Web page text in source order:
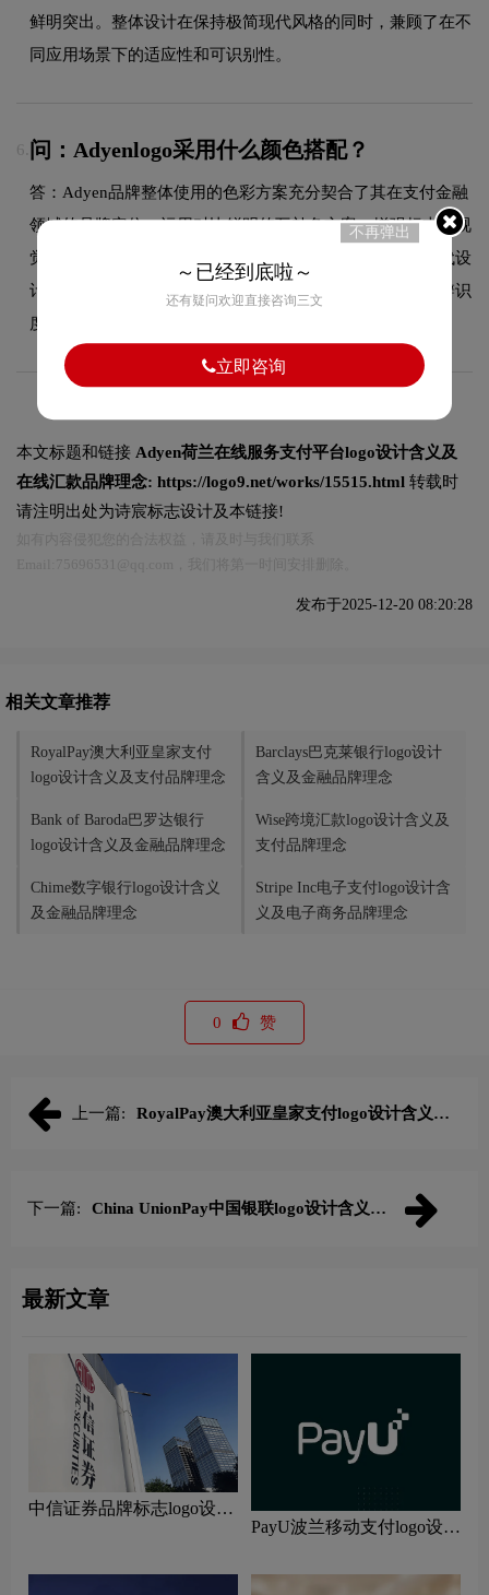
鲜明突出。整体设计在保持极简现代风格的同时，兼顾了在不
同应用场景下的适应性和可识别性。
6. 问：Adyenlogo采用什么颜色搭配？
答：Adyen品牌整体使用的色彩方案充分契合了其在支付金融
领域的品牌定位，运用对比鲜明的互补色方案，增强标志的视
觉冲击力与辨识度。这种色彩选择既传递了品牌的极简现代设
计美学，又能有效吸引目标受众，使标志具有较强的视觉辨识
度。
本文标题和链接 Adyen荷兰在线服务支付平台logo设计含义及
在线汇款品牌理念: https://logo9.net/works/15515.html 转载时
请注明出处为诗宸标志设计及本链接!
发布于2025-12-20 08:20:28
相关文章推荐
RoyalPay澳大利亚皇家支付
logo设计含义及支付品牌理念
Barclays巴克莱银行logo设计
含义及金融品牌理念
Bank of Baroda巴罗达银行
logo设计含义及金融品牌理念
Wise跨境汇款logo设计含义及
支付品牌理念
Chime数字银行logo设计含义
及金融品牌理念
Stripe Inc电子支付logo设计含
义及电子商务品牌理念
0 赞
上一篇:
RoyalPay澳大利亚皇家支付logo设计含义及
下一篇:
China UnionPay中国银联logo设计含义及
最新文章
中信证券品牌标志logo设计
PayU波兰移动支付logo设计
不再弹出
～已经到底啦～
还有疑问欢迎直接咨询三文
立即咨询